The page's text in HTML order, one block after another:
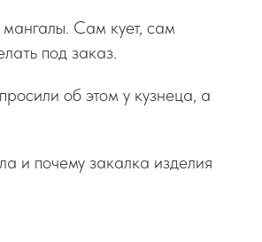
Сам кует, сам
под заказ.
об этом у кузнеца, а
и почему закалка изделия